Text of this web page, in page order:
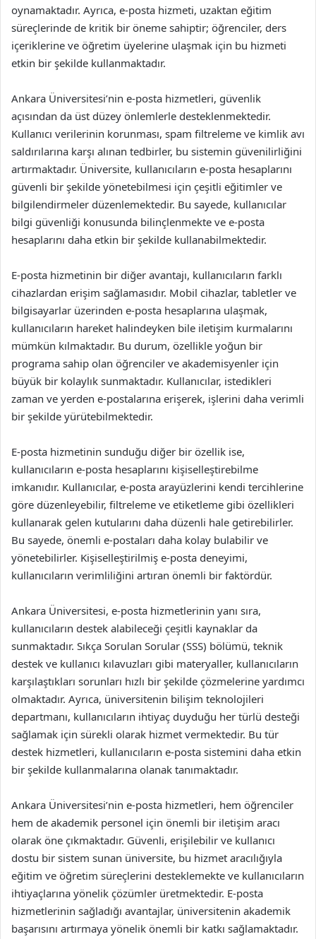
oynamaktadır. Ayrıca, e-posta hizmeti, uzaktan eğitim
süreçlerinde de kritik bir öneme sahiptir; öğrenciler, ders
içeriklerine ve öğretim üyelerine ulaşmak için bu hizmeti
etkin bir şekilde kullanmaktadır.
Ankara Üniversitesi’nin e-posta hizmetleri, güvenlik
açısından da üst düzey önlemlerle desteklenmektedir.
Kullanıcı verilerinin korunması, spam filtreleme ve kimlik avı
saldırılarına karşı alınan tedbirler, bu sistemin güvenilirliğini
artırmaktadır. Üniversite, kullanıcıların e-posta hesaplarını
güvenli bir şekilde yönetebilmesi için çeşitli eğitimler ve
bilgilendirmeler düzenlemektedir. Bu sayede, kullanıcılar
bilgi güvenliği konusunda bilinçlenmekte ve e-posta
hesaplarını daha etkin bir şekilde kullanabilmektedir.
E-posta hizmetinin bir diğer avantajı, kullanıcıların farklı
cihazlardan erişim sağlamasıdır. Mobil cihazlar, tabletler ve
bilgisayarlar üzerinden e-posta hesaplarına ulaşmak,
kullanıcıların hareket halindeyken bile iletişim kurmalarını
mümkün kılmaktadır. Bu durum, özellikle yoğun bir
programa sahip olan öğrenciler ve akademisyenler için
büyük bir kolaylık sunmaktadır. Kullanıcılar, istedikleri
zaman ve yerden e-postalarına erişerek, işlerini daha verimli
bir şekilde yürütebilmektedir.
E-posta hizmetinin sunduğu diğer bir özellik ise,
kullanıcıların e-posta hesaplarını kişiselleştirebilme
imkanıdır. Kullanıcılar, e-posta arayüzlerini kendi tercihlerine
göre düzenleyebilir, filtreleme ve etiketleme gibi özellikleri
kullanarak gelen kutularını daha düzenli hale getirebilirler.
Bu sayede, önemli e-postaları daha kolay bulabilir ve
yönetebilirler. Kişiselleştirilmiş e-posta deneyimi,
kullanıcıların verimliliğini artıran önemli bir faktördür.
Ankara Üniversitesi, e-posta hizmetlerinin yanı sıra,
kullanıcıların destek alabileceği çeşitli kaynaklar da
sunmaktadır. Sıkça Sorulan Sorular (SSS) bölümü, teknik
destek ve kullanıcı kılavuzları gibi materyaller, kullanıcıların
karşılaştıkları sorunları hızlı bir şekilde çözmelerine yardımcı
olmaktadır. Ayrıca, üniversitenin bilişim teknolojileri
departmanı, kullanıcıların ihtiyaç duyduğu her türlü desteği
sağlamak için sürekli olarak hizmet vermektedir. Bu tür
destek hizmetleri, kullanıcıların e-posta sistemini daha etkin
bir şekilde kullanmalarına olanak tanımaktadır.
Ankara Üniversitesi’nin e-posta hizmetleri, hem öğrenciler
hem de akademik personel için önemli bir iletişim aracı
olarak öne çıkmaktadır. Güvenli, erişilebilir ve kullanıcı
dostu bir sistem sunan üniversite, bu hizmet aracılığıyla
eğitim ve öğretim süreçlerini desteklemekte ve kullanıcıların
ihtiyaçlarına yönelik çözümler üretmektedir. E-posta
hizmetlerinin sağladığı avantajlar, üniversitenin akademik
başarısını artırmaya yönelik önemli bir katkı sağlamaktadır.